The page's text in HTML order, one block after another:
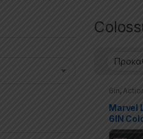
6in,
Marvel
Marvel
6IN